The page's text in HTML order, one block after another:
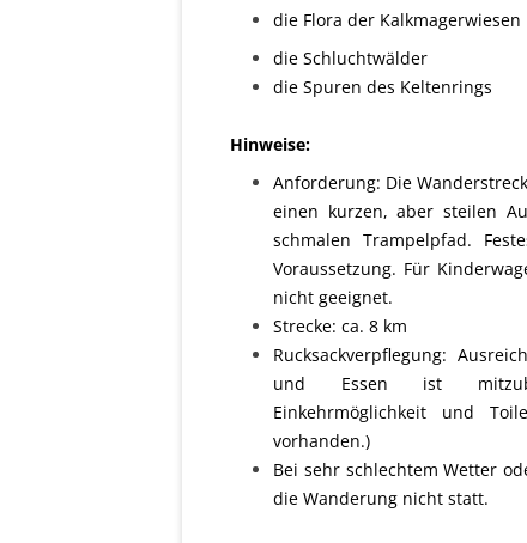
die Flora der Kalkmagerwiesen
die Schluchtwälder
die Spuren des Keltenrings
Hinweise:
Anforderung: Die
einen kurzen, aber steilen
schmalen Trampelpfad.
Voraussetzung. Für
nicht geeignet.
Strecke: ca. 8 km
Rucksackverpflegung:
und Essen ist
Einkehrmöglichkeit und
vorhanden.)
Bei sehr schlechtem Wetter
die Wanderung nicht statt.